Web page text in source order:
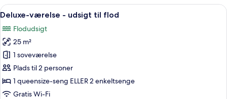
1
Indlæs
alle
billeder
af
Deluxe-
værelse
-
udsigt
Et moderne hotelværelse med en
7
Deluxe-værelse - udsigt til flod
Flodudsigt
25 m²
1 soveværelse
Plads til 2 personer
1 queensize-seng ELLER 2 enkeltsenge
Gratis Wi-Fi